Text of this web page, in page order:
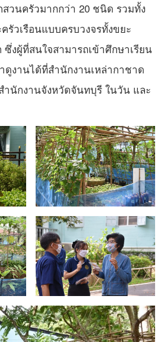
วนครัวมากกว่า 20 ชนิด รวมทั้ง
รัวเรือนแบบครบวงจรทั้งขยะ
งผู้ที่สนใจสามารถเข้าศึกษาเรียน
งานได้ที่สำนักงานเหล่ากาชาด
นักงานจังหวัดจันทบุรี ในวัน และ